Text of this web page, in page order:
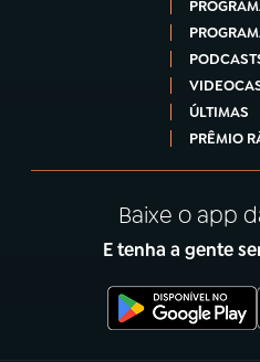
ÚLTIMAS
PRÊMIO
Baixe o app
E tenha a gente